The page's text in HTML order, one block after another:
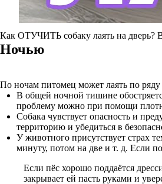
Как ОТУЧИТЬ собаку лаять на
Ночью
По ночам питомец может лаять по
В общей ночной тишине
проблему можно при помощи
Собака чувствует опасность и
территорию и убедиться в
У животного присутствует страх
минуту, потом на две и т. д. Если
Если пёс хорошо поддаётся
закрывает ей пасть руками и